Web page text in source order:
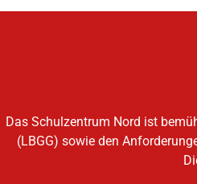
Das Schulzentrum Nord ist
(LBGG) sowie den